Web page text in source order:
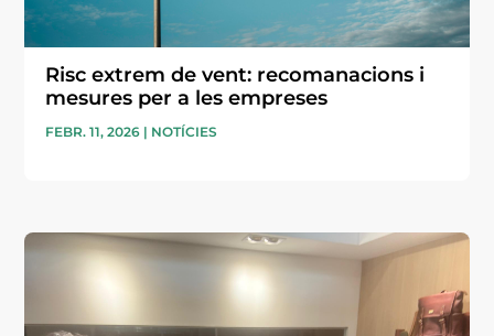
Risc extrem de vent: recomanacions i
mesures per a les empreses
FEBR. 11, 2026 | NOTÍCIES